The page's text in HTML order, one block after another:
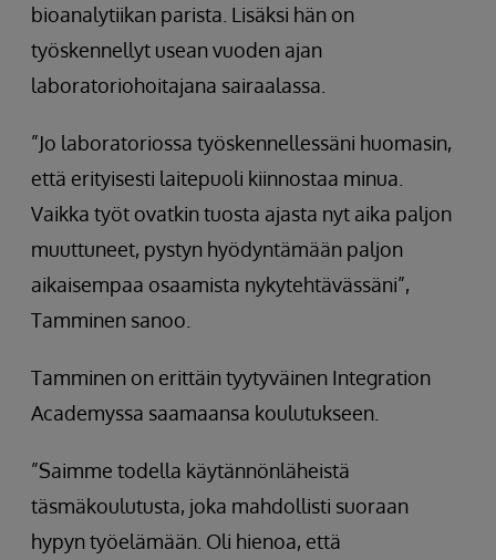
bioanalytiikan parista. Lisäksi hän on
työskennellyt usean vuoden ajan
laboratoriohoitajana sairaalassa.
”Jo laboratoriossa työskennellessäni huomasin,
että erityisesti laitepuoli kiinnostaa minua.
Vaikka työt ovatkin tuosta ajasta nyt aika paljon
muuttuneet, pystyn hyödyntämään paljon
aikaisempaa osaamista nykytehtävässäni”,
Tamminen sanoo.
Tamminen on erittäin tyytyväinen Integration
Academyssa saamaansa koulutukseen.
”Saimme todella käytännönläheistä
täsmäkoulutusta, joka mahdollisti suoraan
hypyn työelämään. Oli hienoa, että